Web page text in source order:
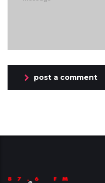
post a comment